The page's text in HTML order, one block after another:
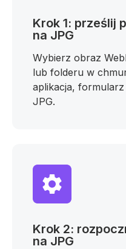
Krok 1: prześlij
na JPG
Wybierz obraz
lub folderu w
aplikacja,
JPG.
Krok 2:
na JPG